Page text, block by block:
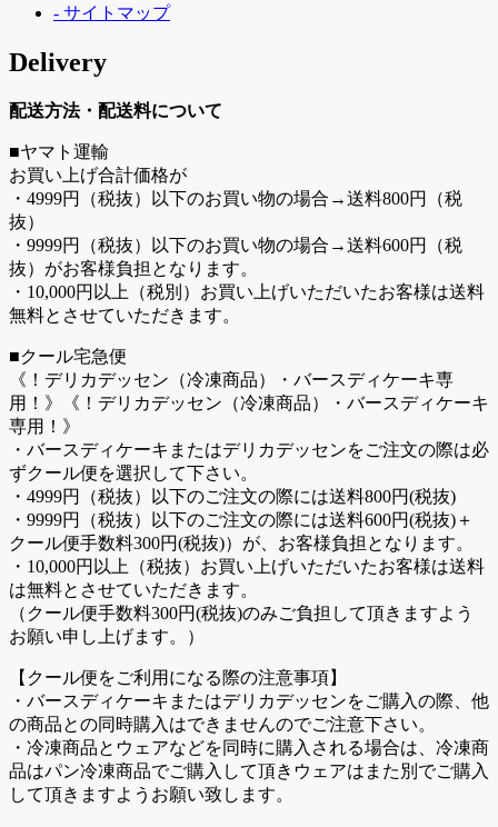
- サイトマップ
Delivery
配送方法・配送料について
■ヤマト運輸
お買い上げ合計価格が
・4999円（税抜）以下のお買い物の場合→送料800円（税
抜）
・9999円（税抜）以下のお買い物の場合→送料600円（税
抜）がお客様負担となります。
・10,000円以上（税別）お買い上げいただいたお客様は送料
無料とさせていただきます。
■クール宅急便
《！デリカデッセン（冷凍商品）・バースディケーキ専
用！》《！デリカデッセン（冷凍商品）・バースディケーキ
専用！》
・バースディケーキまたはデリカデッセンをご注文の際は必
ずクール便を選択して下さい。
・4999円（税抜）以下のご注文の際には送料800円(税抜)
・9999円（税抜）以下のご注文の際には送料600円(税抜)＋
クール便手数料300円(税抜)）が、お客様負担となります。
・10,000円以上（税抜）お買い上げいただいたお客様は送料
は無料とさせていただきます。
（クール便手数料300円(税抜)のみご負担して頂きますよう
お願い申し上げます。）
【クール便をご利用になる際の注意事項】
・バースディケーキまたはデリカデッセンをご購入の際、他
の商品との同時購入はできませんのでご注意下さい。
・冷凍商品とウェアなどを同時に購入される場合は、冷凍商
品はパン冷凍商品でご購入して頂きウェアはまた別でご購入
して頂きますようお願い致します。